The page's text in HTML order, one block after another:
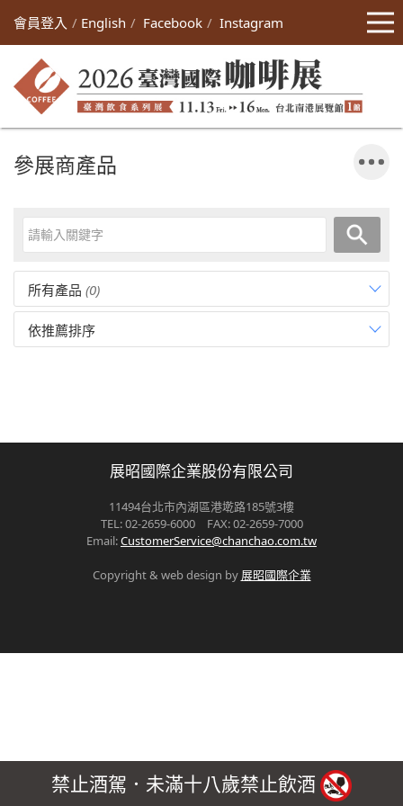
會員登入 English Facebook Instagram
參展商產品
所有產品 (0)
依推薦排序
展昭國際企業股份有限公司
11494台北市內湖區港墘路185號3樓
TEL: 02-2659-6000 FAX: 02-2659-7000
Email:CustomerService@chanchao.com.tw
Copyright & web design by 展昭國際企業
禁止酒駕．未滿十八歲禁止飲酒